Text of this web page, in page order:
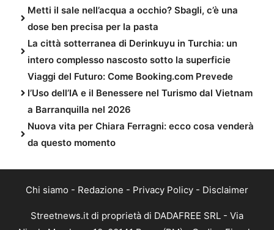
Metti il sale nell’acqua a occhio? Sbagli, c’è una
dose ben precisa per la pasta
La città sotterranea di Derinkuyu in Turchia: un
intero complesso nascosto sotto la superficie
Viaggi del Futuro: Come Booking.com Prevede
l’Uso dell’IA e il Benessere nel Turismo dal Vietnam
a Barranquilla nel 2026
Nuova vita per Chiara Ferragni: ecco cosa venderà
da questo momento
Chi siamo - Redazione - Privacy Policy - Disclaimer
Streetnews.it di proprietà di DADAFREE SRL - Via